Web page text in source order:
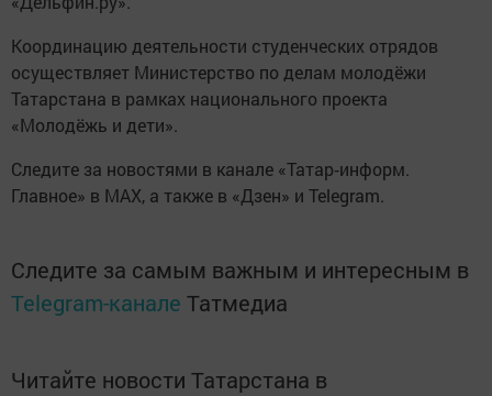
Координацию деятельности студенческих отрядов
осуществляет Министерство по делам молодёжи
Татарстана в рамках национального проекта
«Молодёжь и дети».
Следите за новостями в канале «Татар‑информ.
Главное» в МАХ, а также в «Дзен» и Telegram.
Следите за самым важным и интересным в
Telegram-канале Татмедиа
Читайте новости Татарстана в